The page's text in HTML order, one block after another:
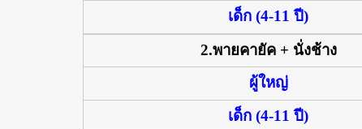
เด็ก (4-11 ปี)
2.พายคายัค + นั่งช้าง
ผู้ใหญ่
เด็ก (4-11 ปี)